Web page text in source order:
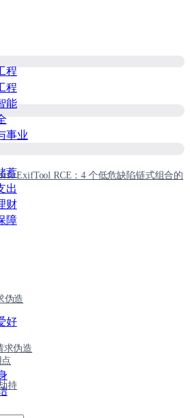
程
程
能
事业
蓄
出
财
障
好
ExifTool RCE：4 个低危缺陷链式组合的
伪造
求伪造
持